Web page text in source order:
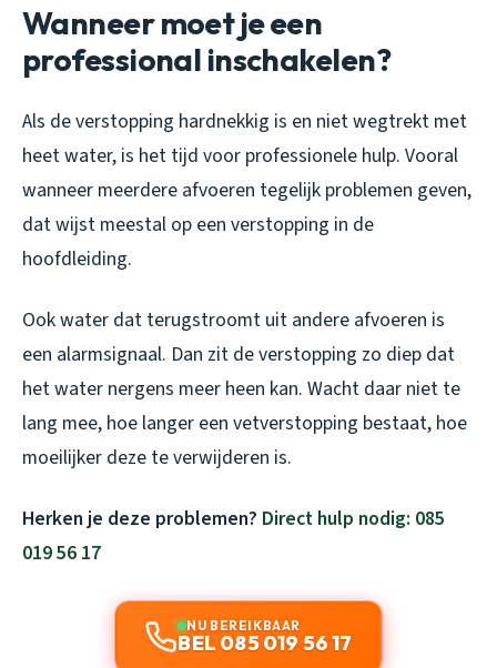
Wanneer moet je een
professional inschakelen?
Als de verstopping hardnekkig is en niet wegtrekt met
heet water, is het tijd voor professionele hulp. Vooral
wanneer meerdere afvoeren tegelijk problemen geven,
dat wijst meestal op een verstopping in de
hoofdleiding.
Ook water dat terugstroomt uit andere afvoeren is
een alarmsignaal. Dan zit de verstopping zo diep dat
het water nergens meer heen kan. Wacht daar niet te
lang mee, hoe langer een vetverstopping bestaat, hoe
moeilijker deze te verwijderen is.
Herken je deze problemen? Direct hulp nodig: 085
019 56 17
NU BEREIKBAAR
BEL 085 019 56 17